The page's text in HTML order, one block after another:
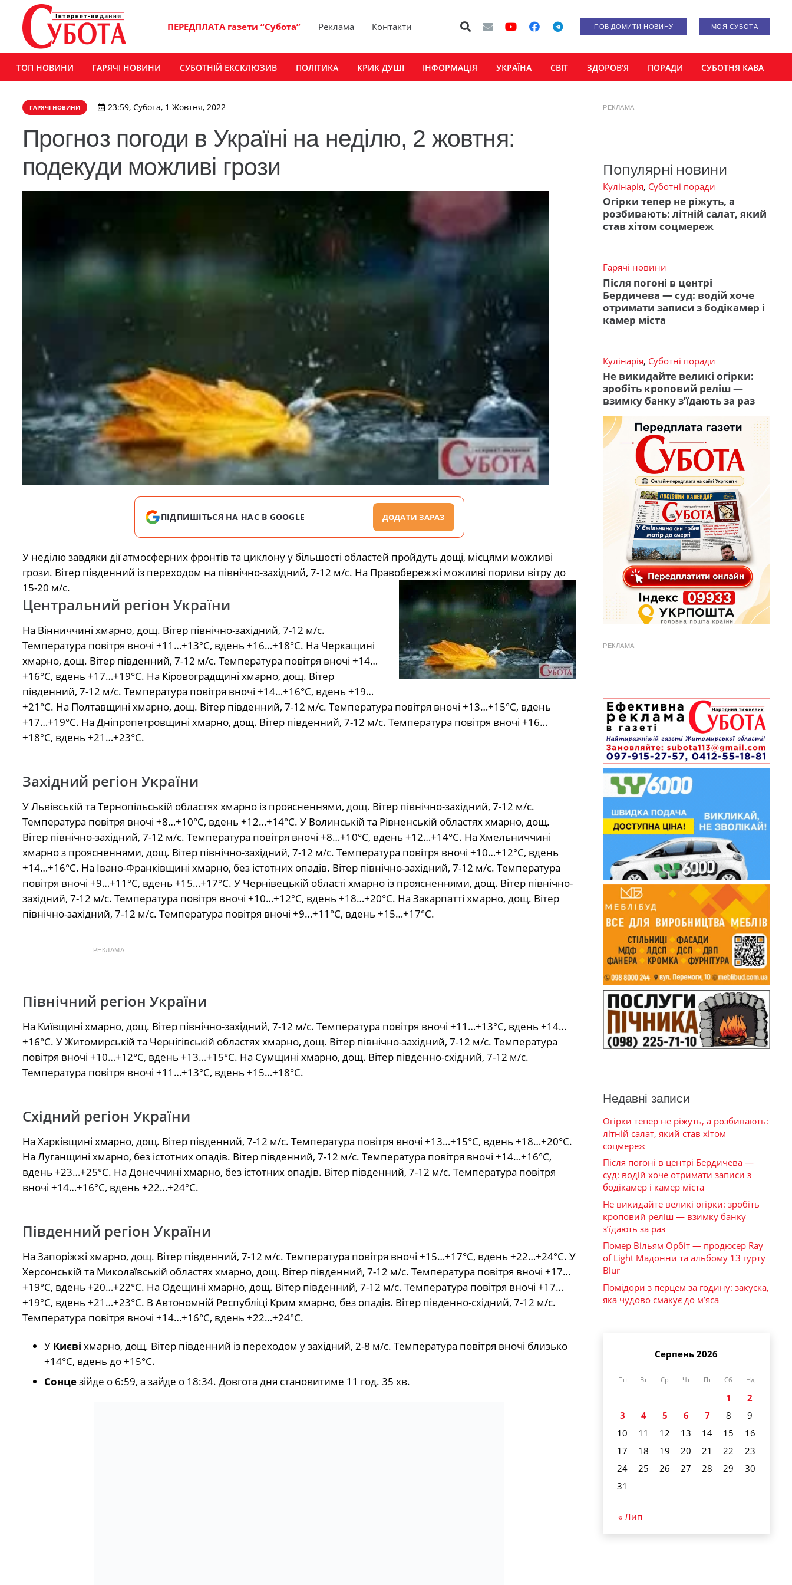
ПЕРЕДПЛАТА газети “Субота” Реклама Контакти ПОВІДОМИТИ НОВИНУ МОЯ СУБОТА
ТОП НОВИНИ ГАРЯЧІ НОВИНИ СУБОТНІЙ ЕКСКЛЮЗИВ ПОЛІТИКА КРИК ДУШІ ІНФОРМАЦІЯ УКРАЇНА СВІТ ЗДОРОВ’Я ПОРАДИ СУБОТНЯ КАВА
ГАРЯЧІ НОВИНИ 23:59, Субота, 1 Жовтня, 2022
Прогноз погоди в Україні на неділю, 2 жовтня:
подекуди можливі грози
ПІДПИШІТЬСЯ НА НАС В GOOGLE ДОДАТИ ЗАРАЗ
У неділю завдяки дії атмосферних фронтів та циклону у більшості областей пройдуть дощі, місцями можливі
грози. Вітер південний із переходом на північно-західний, 7-12 м/с. На Правобережжі можливі пориви вітру до
15-20 м/с.
Центральний регіон України
На Вінниччині хмарно, дощ. Вітер північно-західний, 7-12 м/с.
Температура повітря вночі +11…+13°С, вдень +16…+18°С. На Черкащині
хмарно, дощ. Вітер південний, 7-12 м/с. Температура повітря вночі +14…
+16°С, вдень +17…+19°С. На Кіровоградщині хмарно, дощ. Вітер
південний, 7-12 м/с. Температура повітря вночі +14…+16°С, вдень +19…
+21°С. На Полтавщині хмарно, дощ. Вітер південний, 7-12 м/с. Температура повітря вночі +13…+15°С, вдень
+17…+19°С. На Дніпропетровщині хмарно, дощ. Вітер південний, 7-12 м/с. Температура повітря вночі +16…
+18°С, вдень +21…+23°С.
Західний регіон України
У Львівській та Тернопільській областях хмарно із проясненнями, дощ. Вітер північно-західний, 7-12 м/с.
Температура повітря вночі +8…+10°С, вдень +12…+14°С. У Волинській та Рівненській областях хмарно, дощ.
Вітер північно-західний, 7-12 м/с. Температура повітря вночі +8…+10°С, вдень +12…+14°С. На Хмельниччині
хмарно з проясненнями, дощ. Вітер північно-західний, 7-12 м/с. Температура повітря вночі +10…+12°С, вдень
+14…+16°С. На Івано-Франківщині хмарно, без істотних опадів. Вітер північно-західний, 7-12 м/с. Температура
повітря вночі +9…+11°С, вдень +15…+17°С. У Чернівецькій області хмарно із проясненнями, дощ. Вітер північно-
західний, 7-12 м/с. Температура повітря вночі +10…+12°С, вдень +18…+20°С. На Закарпатті хмарно, дощ. Вітер
північно-західний, 7-12 м/с. Температура повітря вночі +9…+11°С, вдень +15…+17°С.
РЕКЛАМА
Північний регіон України
На Київщині хмарно, дощ. Вітер північно-західний, 7-12 м/с. Температура повітря вночі +11…+13°С, вдень +14…
+16°С. У Житомирській та Чернігівській областях хмарно, дощ. Вітер північно-західний, 7-12 м/с. Температура
повітря вночі +10…+12°С, вдень +13…+15°С. На Сумщині хмарно, дощ. Вітер південно-східний, 7-12 м/с.
Температура повітря вночі +11…+13°С, вдень +15…+18°С.
Східний регіон України
На Харківщині хмарно, дощ. Вітер південний, 7-12 м/с. Температура повітря вночі +13…+15°С, вдень +18…+20°С.
На Луганщині хмарно, без істотних опадів. Вітер південний, 7-12 м/с. Температура повітря вночі +14…+16°С,
вдень +23…+25°С. На Донеччині хмарно, без істотних опадів. Вітер південний, 7-12 м/с. Температура повітря
вночі +14…+16°С, вдень +22…+24°С.
Південний регіон України
На Запоріжжі хмарно, дощ. Вітер південний, 7-12 м/с. Температура повітря вночі +15…+17°С, вдень +22…+24°С. У
Херсонській та Миколаївській областях хмарно, дощ. Вітер південний, 7-12 м/с. Температура повітря вночі +17…
+19°С, вдень +20…+22°С. На Одещині хмарно, дощ. Вітер південний, 7-12 м/с. Температура повітря вночі +17…
+19°С, вдень +21…+23°С. В Автономній Республіці Крим хмарно, без опадів. Вітер південно-східний, 7-12 м/с.
Температура повітря вночі +14…+16°С, вдень +22…+24°С.
У Києві хмарно, дощ. Вітер південний із переходом у західний, 2-8 м/с. Температура повітря вночі близько
+14°С, вдень до +15°С.
Сонцезійде о 6:59, а зайде о 18:34. Довгота дня становитиме 11 год. 35 хв.
РЕКЛАМА
Популярні новини
Кулінарія, Суботні поради
Огірки тепер не ріжуть, а
розбивають: літній салат, який
став хітом соцмереж
Гарячі новини
Після погоні в центрі
Бердичева — суд: водій хоче
отримати записи з бодікамер і
камер міста
Кулінарія, Суботні поради
Не викидайте великі огірки:
зробіть кроповий реліш —
взимку банку з’їдають за раз
РЕКЛАМА
Недавні записи
Огірки тепер не ріжуть, а розбивають:
літній салат, який став хітом
соцмереж
Після погоні в центрі Бердичева —
суд: водій хоче отримати записи з
бодікамер і камер міста
Не викидайте великі огірки: зробіть
кроповий реліш — взимку банку
з’їдають за раз
Помер Вільям Орбіт — продюсер Ray
of Light Мадонни та альбому 13 гурту
Blur
Помідори з перцем за годину: закуска,
яка чудово смакує до м’яса
Серпень 2026
Пн Вт Ср Чт Пт Сб Нд
1
2
3
4 5 6 7 8
9
10
11 12 13 14 15
16
17
18 19 20 21 22
23
24
25 26 27 28 29
30
31
« Лип